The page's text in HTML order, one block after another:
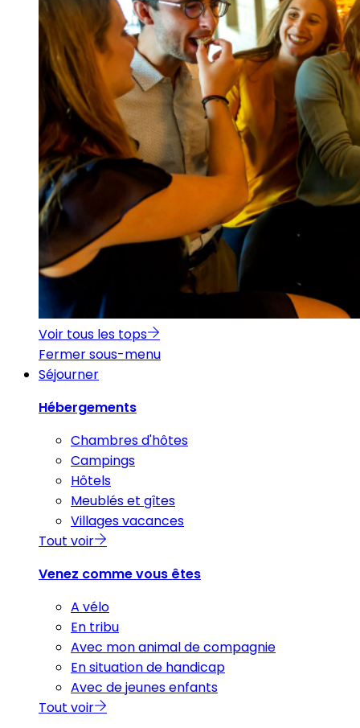
Voir tous les tops
Fermer sous-menu
Séjourner
Hébergements
Chambres d'hôtes
Campings
Hôtels
Meublés et gîtes
Villages vacances
Tout voir
Venez comme vous êtes
A vélo
En tribu
Avec mon animal de compagnie
En situation de handicap
Avec de jeunes enfants
Tout voir